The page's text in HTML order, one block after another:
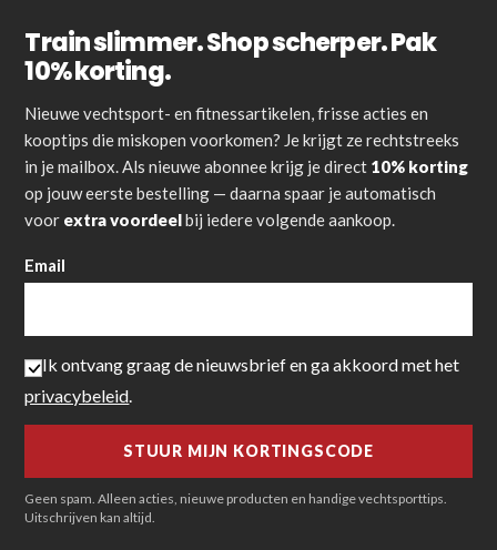
Train slimmer. Shop scherper. Pak
10% korting.
Nieuwe vechtsport- en fitnessartikelen, frisse acties en
kooptips die miskopen voorkomen? Je krijgt ze rechtstreeks
in je mailbox. Als nieuwe abonnee krijg je direct 10% korting
op jouw eerste bestelling — daarna spaar je automatisch
voor extra voordeelbij iedere volgende aankoop.
Email
Ik ontvang graag de nieuwsbrief en ga akkoord met het
privacybeleid
Geen spam. Alleen acties, nieuwe producten en handige vechtsporttips.
Uitschrijven kan altijd.